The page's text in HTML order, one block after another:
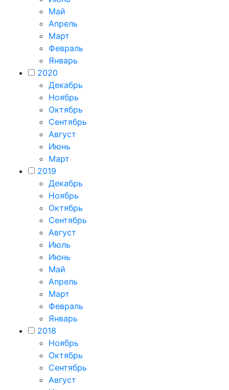
Май
Апрель
Март
Февраль
Январь
2020
Декабрь
Ноябрь
Октябрь
Сентябрь
Август
Июнь
Март
2019
Декабрь
Ноябрь
Октябрь
Сентябрь
Август
Июль
Июнь
Май
Апрель
Март
Февраль
Январь
2018
Ноябрь
Октябрь
Сентябрь
Август